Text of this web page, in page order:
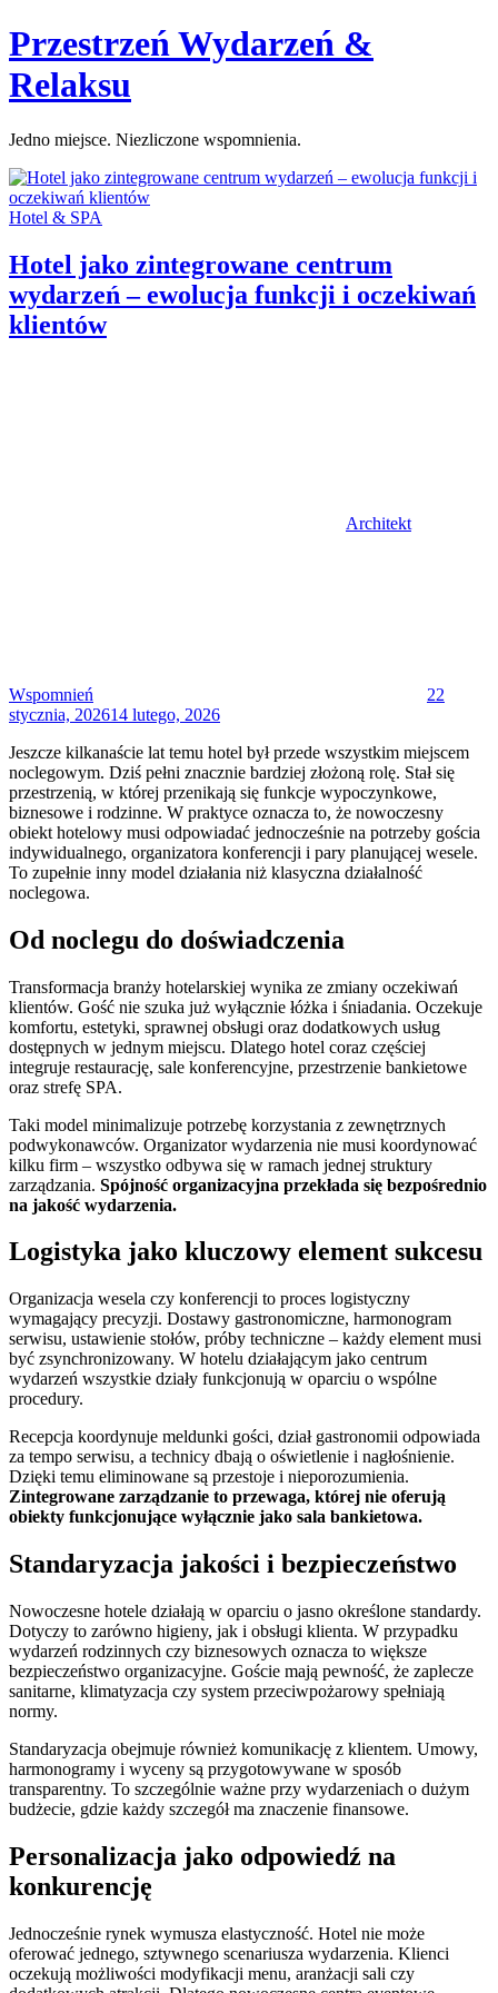
Skip
to
content
Przestrzeń Wydarzeń &
Relaksu
Jedno miejsce. Niezliczone wspomnienia.
Categories:
Hotel & SPA
Hotel jako zintegrowane centrum
wydarzeń – ewolucja funkcji i oczekiwań
klientów
Architekt
Wspomnień
22
stycznia, 202614 lutego, 2026
Jeszcze kilkanaście lat temu hotel był przede wszystkim miejscem
noclegowym. Dziś pełni znacznie bardziej złożoną rolę. Stał się
przestrzenią, w której przenikają się funkcje wypoczynkowe,
biznesowe i rodzinne. W praktyce oznacza to, że nowoczesny
obiekt hotelowy musi odpowiadać jednocześnie na potrzeby gościa
indywidualnego, organizatora konferencji i pary planującej wesele.
To zupełnie inny model działania niż klasyczna działalność
noclegowa.
Od noclegu do doświadczenia
Transformacja branży hotelarskiej wynika ze zmiany oczekiwań
klientów. Gość nie szuka już wyłącznie łóżka i śniadania. Oczekuje
komfortu, estetyki, sprawnej obsługi oraz dodatkowych usług
dostępnych w jednym miejscu. Dlatego hotel coraz częściej
integruje restaurację, sale konferencyjne, przestrzenie bankietowe
oraz strefę SPA.
Taki model minimalizuje potrzebę korzystania z zewnętrznych
podwykonawców. Organizator wydarzenia nie musi koordynować
kilku firm – wszystko odbywa się w ramach jednej struktury
zarządzania. Spójność organizacyjna przekłada się bezpośrednio
na jakość wydarzenia.
Logistyka jako kluczowy element sukcesu
Organizacja wesela czy konferencji to proces logistyczny
wymagający precyzji. Dostawy gastronomiczne, harmonogram
serwisu, ustawienie stołów, próby techniczne – każdy element musi
być zsynchronizowany. W hotelu działającym jako centrum
wydarzeń wszystkie działy funkcjonują w oparciu o wspólne
procedury.
Recepcja koordynuje meldunki gości, dział gastronomii odpowiada
za tempo serwisu, a technicy dbają o oświetlenie i nagłośnienie.
Dzięki temu eliminowane są przestoje i nieporozumienia.
Zintegrowane zarządzanie to przewaga, której nie oferują
obiekty funkcjonujące wyłącznie jako sala bankietowa.
Standaryzacja jakości i bezpieczeństwo
Nowoczesne hotele działają w oparciu o jasno określone standardy.
Dotyczy to zarówno higieny, jak i obsługi klienta. W przypadku
wydarzeń rodzinnych czy biznesowych oznacza to większe
bezpieczeństwo organizacyjne. Goście mają pewność, że zaplecze
sanitarne, klimatyzacja czy system przeciwpożarowy spełniają
normy.
Standaryzacja obejmuje również komunikację z klientem. Umowy,
harmonogramy i wyceny są przygotowywane w sposób
transparentny. To szczególnie ważne przy wydarzeniach o dużym
budżecie, gdzie każdy szczegół ma znaczenie finansowe.
Personalizacja jako odpowiedź na
konkurencję
Jednocześnie rynek wymusza elastyczność. Hotel nie może
oferować jednego, sztywnego scenariusza wydarzenia. Klienci
oczekują możliwości modyfikacji menu, aranżacji sali czy